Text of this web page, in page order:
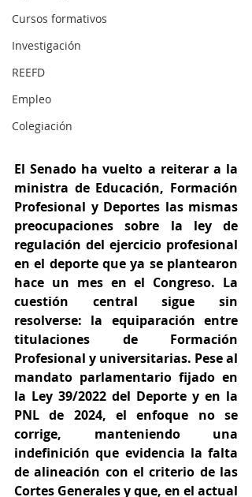
Cursos formativos
Investigación
REEFD
Empleo
Colegiación
El Senado ha vuelto a reiterar a la
ministra de Educación, Formación
Profesional y Deportes las mismas
preocupaciones sobre la ley de
regulación del ejercicio profesional
en el deporte que ya se plantearon
hace un mes en el Congreso. La
cuestión central sigue sin
resolverse: la equiparación entre
titulaciones de Formación
Profesional y universitarias. Pese al
mandato parlamentario fijado en
la Ley 39/2022 del Deporte y en la
PNL de 2024, el enfoque no se
corrige, manteniendo una
indefinición que evidencia la falta
de alineación con el criterio de las
Cortes Generales y que, en el actual